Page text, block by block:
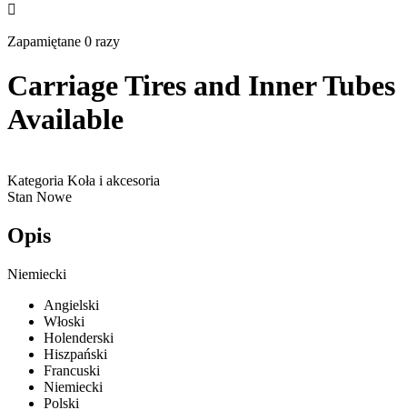

Zapamiętane 0 razy
Carriage Tires and Inner Tubes
Available
Kategoria Koła i akcesoria
Stan Nowe
Opis
Niemiecki
Angielski
Włoski
Holenderski
Hiszpański
Francuski
Niemiecki
Polski